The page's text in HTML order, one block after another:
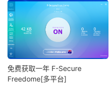
免费获取一年 F-Secure
Freedome[多平台]